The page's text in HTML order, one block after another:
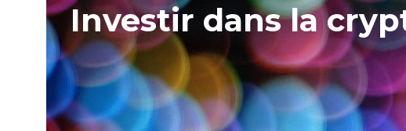
Investir dans la